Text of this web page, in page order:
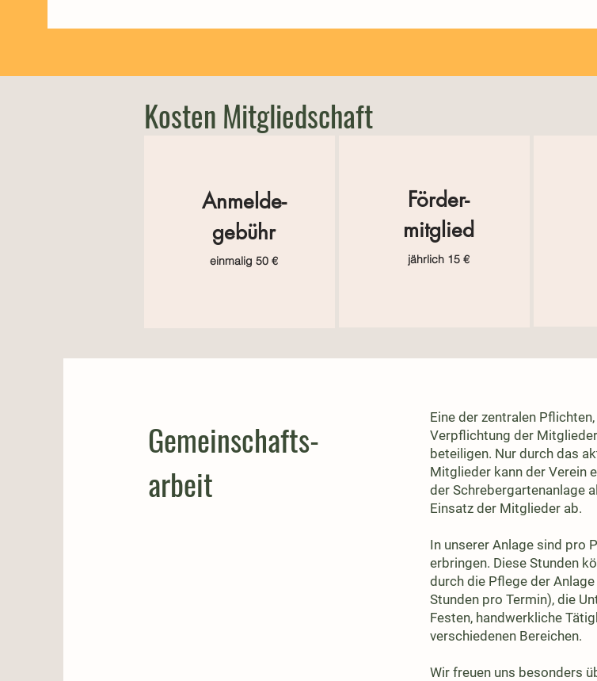
Kosten Mitgliedschaft
Anmelde-
gebühr
einmalig 50 €
Förder-
mitglied
jährlich 15 €
Gemeinschafts-
arbeit
Eine der zentralen
Verpflichtung der
beteiligen. Nur durch das
Mitglieder kann der Verein
der Schrebergartenanlage
Einsatz der Mitglieder ab.
In unserer Anlage sind pro
erbringen. Diese Stunden
durch die Pflege der
Stunden pro Termin), die
Festen, handwerkliche
verschiedenen Bereichen.
Wir freuen uns besonders